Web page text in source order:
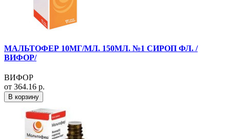
МАЛЬТОФЕР 10МГ/МЛ. 150МЛ. №1 СИРОП ФЛ. /
ВИФОР/
ВИФОР
от 364.16 р.
В корзину